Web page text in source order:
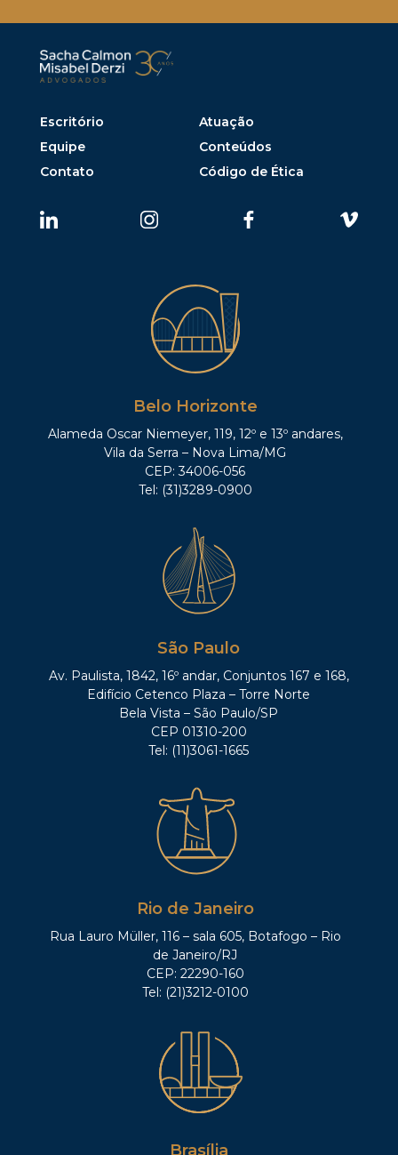
Escritório
Atuação
Equipe
Conteúdos
Contato
Código de Ética
Belo Horizonte
Alameda Oscar Niemeyer, 119, 12º e 13º andares,
Vila da Serra – Nova Lima/MG
CEP: 34006-056
Tel: (31)3289-0900
São Paulo
Av. Paulista, 1842, 16º andar, Conjuntos 167 e 168,
Edifício Cetenco Plaza – Torre Norte
Bela Vista – São Paulo/SP
CEP 01310-200
Tel: (11)3061-1665
Rio de Janeiro
Rua Lauro Müller, 116 – sala 605, Botafogo – Rio
de Janeiro/RJ
CEP: 22290-160
Tel: (21)3212-0100
Brasília